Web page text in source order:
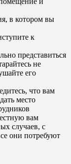
в котором вы
к
представиться
не
его
что вам
место
вам
случаев, с
они потребуют